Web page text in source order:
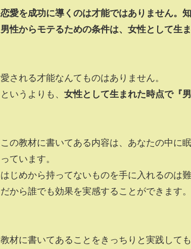
恋愛を成功に導くのは才能ではありません。知
男性からモテるための条件は、女性として生
愛される才能なんてものはありません。
というよりも、 女性として生まれた時点で『
この教材に書いてある内容は、あなたの中に
っています。
はじめから持ってないものを手に入れるのは
だから誰でも効果を実感することができます。
教材に書いてあることをきっちりと実践して